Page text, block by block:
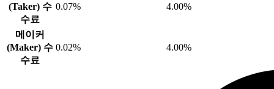
(Taker) 수
수료
0.07% 4.00%
메이커
(Maker) 수
수료
0.02% 4.00%